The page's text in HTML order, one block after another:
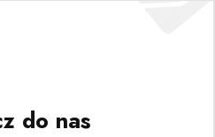
do nas